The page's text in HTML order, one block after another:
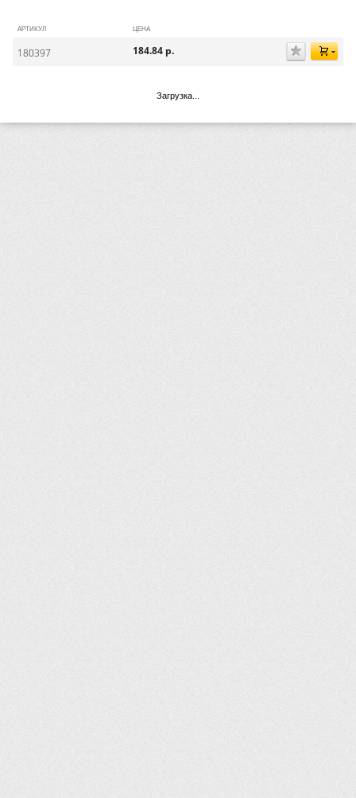
АРТИКУЛ ЦЕНА
180397 184.84 р.
Загрузка...